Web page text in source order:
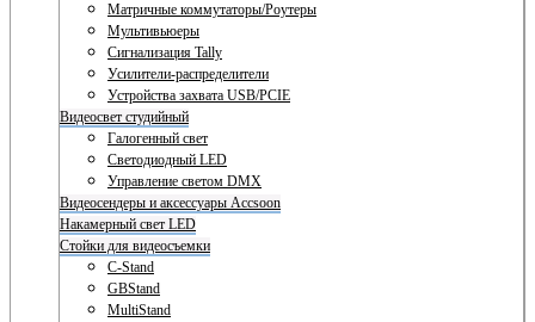
Матричные коммутаторы/Роутеры
Мультивьюеры
Сигнализация Tally
Усилители-распределители
Устройства захвата USB/PCIE
Видеосвет студийный
Галогенный свет
Светодиодный LED
Управление светом DMX
Видеосендеры и аксессуары Accsoon
Накамерный свет LED
Стойки для видеосъемки
C-Stand
GBStand
MultiStand